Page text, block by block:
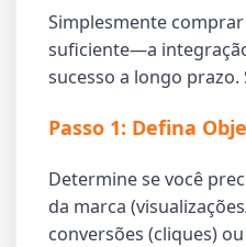
Simplesmente
suficiente—a
sucesso a longo prazo.
Passo 1: Defina
Determine se você
da marca
conversões (cliques)